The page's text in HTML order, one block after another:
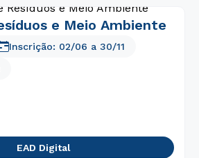
e Meio Ambiente
Inscrição: 02/06 a 30/11
EAD Digital